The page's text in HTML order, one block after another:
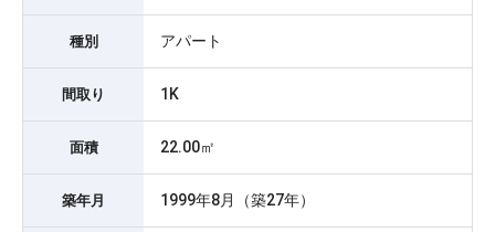
種別 アパート
間取り 1K
面積 22.00㎡
築年月 1999年8月（築27年）